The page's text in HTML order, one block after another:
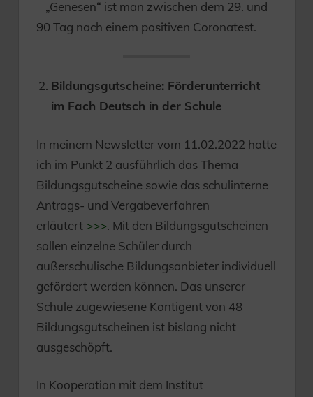
– „Genesen“ ist man zwischen dem 29. und
90 Tag nach einem positiven Coronatest.
Bildungsgutscheine: Förderunterricht
im Fach Deutsch in der Schule
In meinem Newsletter vom 11.02.2022 hatte
ich im Punkt 2 ausführlich das Thema
Bildungsgutscheine sowie das schulinterne
Antrags- und Vergabeverfahren
erläutert >>>. Mit den Bildungsgutscheinen
sollen einzelne Schüler durch
außerschulische Bildungsanbieter individuell
gefördert werden können. Das unserer
Schule zugewiesene Kontigent von 48
Bildungsgutscheinen ist bislang nicht
ausgeschöpft.
In Kooperation mit dem Institut